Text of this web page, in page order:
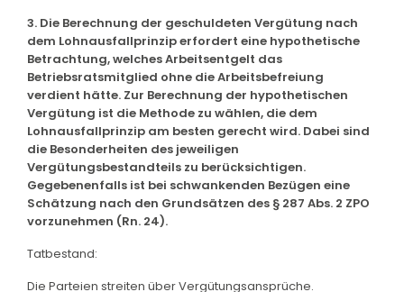
3. Die Berechnung der geschuldeten Vergütung nach
dem Lohnausfallprinzip erfordert eine hypothetische
Betrachtung, welches Arbeitsentgelt das
Betriebsratsmitglied ohne die Arbeitsbefreiung
verdient hätte. Zur Berechnung der hypothetischen
Vergütung ist die Methode zu wählen, die dem
Lohnausfallprinzip am besten gerecht wird. Dabei sind
die Besonderheiten des jeweiligen
Vergütungsbestandteils zu berücksichtigen.
Gegebenenfalls ist bei schwankenden Bezügen eine
Schätzung nach den Grundsätzen des § 287 Abs. 2 ZPO
vorzunehmen (Rn. 24).
Tatbestand:
Die Parteien streiten über Vergütungsansprüche.